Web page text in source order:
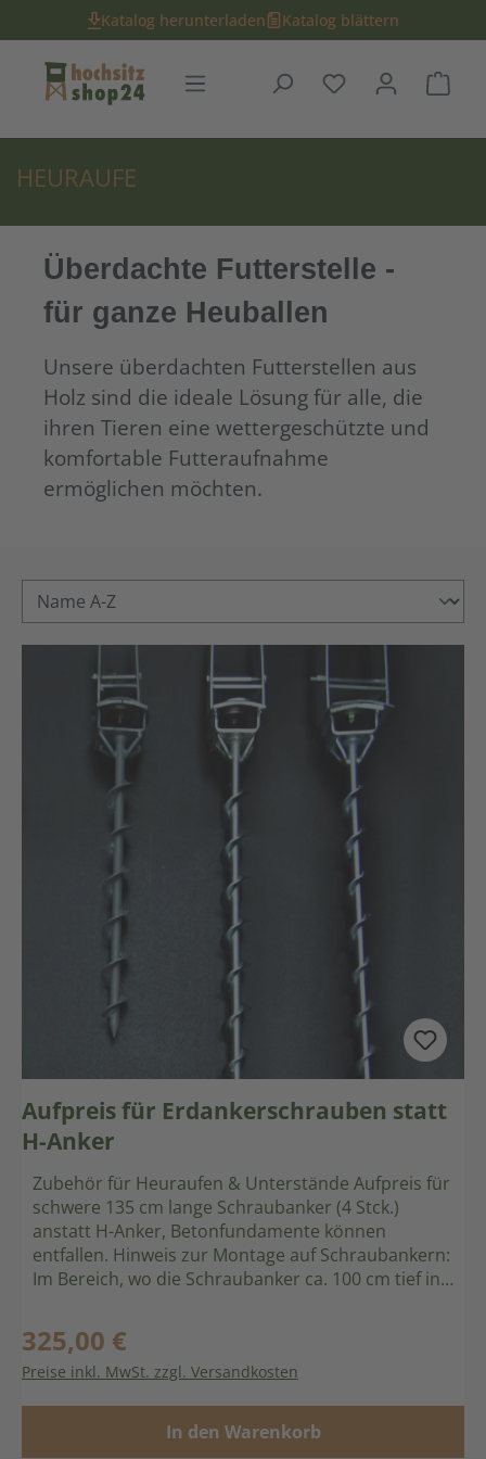
Katalog herunterladen Katalog blättern
Du hast 0
HEURAUFE
Überdachte Futterstelle -
für ganze Heuballen
Unsere überdachten Futterstellen aus
Holz sind die ideale Lösung für alle, die
ihren Tieren eine wettergeschützte und
komfortable Futteraufnahme
ermöglichen möchten.
Aufpreis für Erdankerschrauben statt
H-Anker
Zubehör für Heuraufen & Unterstände Aufpreis für
schwere 135 cm lange Schraubanker (4 Stck.)
anstatt H-Anker, Betonfundamente können
entfallen. Hinweis zur Montage auf Schraubankern:
Im Bereich, wo die Schraubanker ca. 100 cm tief in
Versorgungsleitungen (Strom, Wasser, Gas,
Elektro, Telefon etc.) verlaufen.
Regulärer Preis:
325,00 €
Preise inkl. MwSt. zzgl. Versandkosten
In den Warenkorb